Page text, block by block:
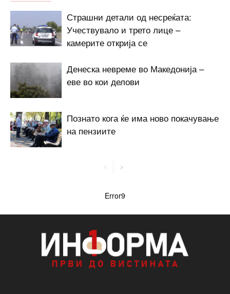
Страшни детали од несреќата:
Учествувало и трето лице –
камерите открија се
Денеска невреме во Македонија –
еве во кои делови
Познато кога ќе има ново покачување
на пензиите
Error9